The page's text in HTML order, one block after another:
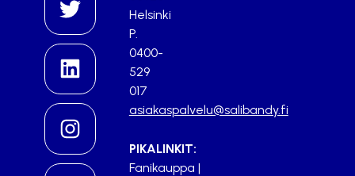
Helsinki
P.
0400-
529
017
asiakaspalvelu@salibandy.fi
PIKALINKIT:
Fanikauppa |